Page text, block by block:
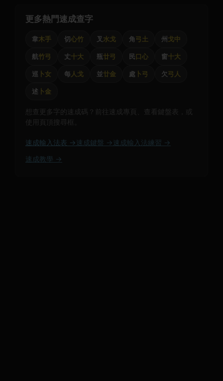
更多熱門速成查字
韋木手 切心竹 叉 水戈 角弓土 州 戈中
航竹弓 丈十大 瓶廿弓 民口心 窗十大
巡 卜女 每人戈 並廿金 處 卜弓 欠弓人
述 卜金
想查更多字的速成碼？前往速成專頁、查看鍵盤表，或
使用頁頂搜尋框。
速成輸入法表 → 速成鍵盤 → 速成輸入法練習 →
速成教學 →